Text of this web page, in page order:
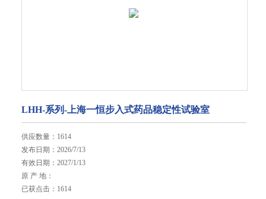
LHH-系列-上海一恒步入式药品稳定性试验室
供应数量：1614
发布日期：2026/7/13
有效日期：2027/1/13
原 产 地：
已获点击：1614